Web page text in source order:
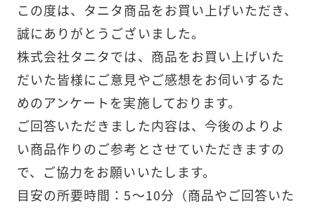
この度は、タニタ商品をお買い上げいただき、
誠にありがとうございました。
株式会社タニタでは、商品をお買い上げいた
だいた皆様にご意見やご感想をお伺いするた
めのアンケートを実施しております。
ご回答いただきました内容は、今後のよりよ
い商品作りのご参考とさせていただきますの
で、ご協力をお願いいたします。
目安の所要時間：5～10分（商品やご回答いた